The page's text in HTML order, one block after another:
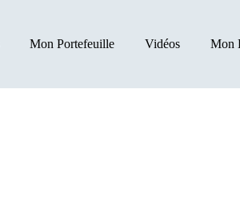
Mon Portefeuille Vidéos Mon